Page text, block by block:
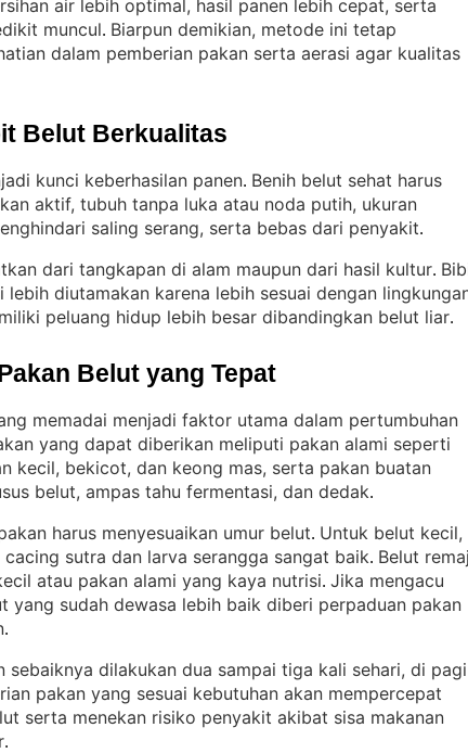
air lebih optimal, hasil panen lebih cepat, serta
muncul. Biarpun demikian, metode ini tetap
dalam pemberian pakan serta aerasi agar kualitas
Belut Berkualitas
kunci keberhasilan panen. Benih belut sehat harus
aktif, tubuh tanpa luka atau noda putih, ukuran
saling serang, serta bebas dari penyakit.
dari tangkapan di alam maupun dari hasil kultur.
lebih diutamakan karena lebih sesuai dengan
peluang hidup lebih besar dibandingkan belut liar.
Belut yang Tepat
memadai menjadi faktor utama dalam pertumbuhan
yang dapat diberikan meliputi pakan alami seperti
kecil, bekicot, dan keong mas, serta pakan buatan
belut, ampas tahu fermentasi, dan dedak.
harus menyesuaikan umur belut. Untuk belut kecil,
sutra dan larva serangga sangat baik. Belut
atau pakan alami yang kaya nutrisi. Jika mengacu
yang sudah dewasa lebih baik diberi perpaduan pakan
.
sebaiknya dilakukan dua sampai tiga kali sehari, di pagi
pakan yang sesuai kebutuhan akan mempercepat
serta menekan risiko penyakit akibat sisa makanan
.